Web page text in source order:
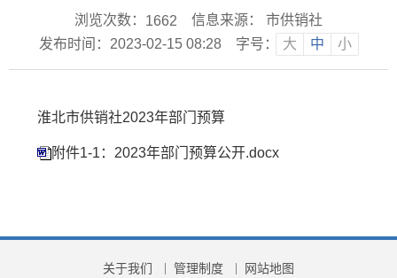
浏览次数： 1662
信息来源： 市供销社
发布时间：2023-02-15 08:28
字号： 大 中 小
淮北市供销社2023年部门预算
附件1-1：2023年部门预算公开.docx
关于我们 管理制度 网站地图